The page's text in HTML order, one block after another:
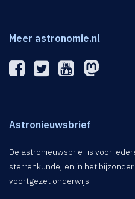
Meer astronomie.nl
Astronieuwsbrief
De astronieuwsbrief is voor
sterrenkunde, en in het
voortgezet onderwijs.